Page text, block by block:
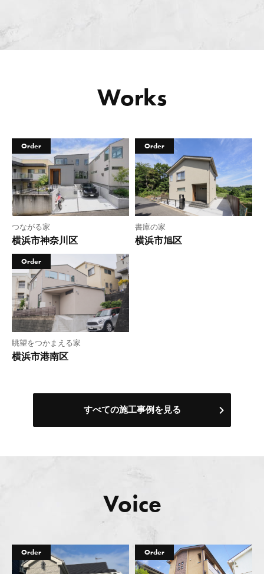
Works
Order
横浜市神奈川区
つながる家
Order
横浜市旭区
書庫の家
Order
横浜市港南区
眺望をつかまえる家
すべての施工事例を見る
Voice
Order Order